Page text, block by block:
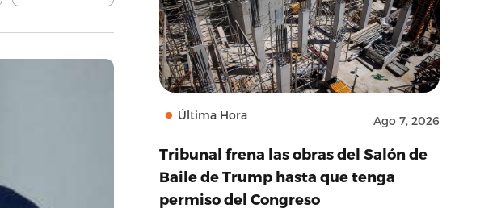
Última Hora Ago 7, 2026
Tribunal frena las obras del Salón de
Baile de Trump hasta que tenga
permiso del Congreso